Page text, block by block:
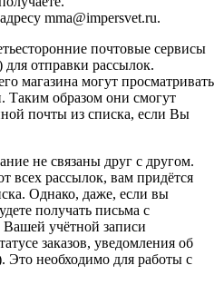
mma@impersvet.ru.
почтовые сервисы
отправки рассылок.
магазина могут просматривать
Таким образом они смогут
почты из списка, если Вы
не связаны друг с другом.
всех рассылок, вам придётся
Однако, даже, если вы
получать письма с
учётной записи
заказов, уведомления об
Это необходимо для работы с